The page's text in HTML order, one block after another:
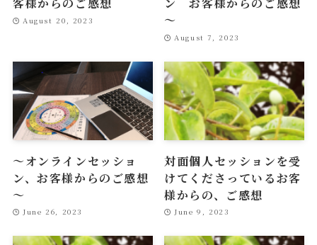
August 20, 2023
～
August 7, 2023
～オンラインセッショ
ン、お客様からのご感想
～
June 26, 2023
対面個人セッションを受
けてくださっているお客
様からの、ご感想
June 9, 2023